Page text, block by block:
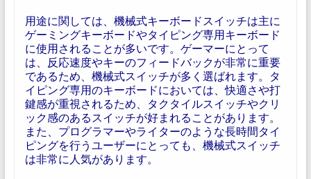
用途に関しては、機械式キーボードスイッチは主に
ゲーミングキーボードやタイピング専用キーボード
に使用されることが多いです。ゲーマーにとって
は、反応速度やキーのフィードバックが非常に重要
であるため、機械式スイッチが多く選ばれます。タ
イピング専用のキーボードにおいては、快適さや打
鍵感が重視されるため、タクタイルスイッチやクリ
ック感のあるスイッチが好まれることがあります。
また、プログラマーやライターのような長時間タイ
ピングを行うユーザーにとっても、機械式スイッチ
は非常に人気があります。